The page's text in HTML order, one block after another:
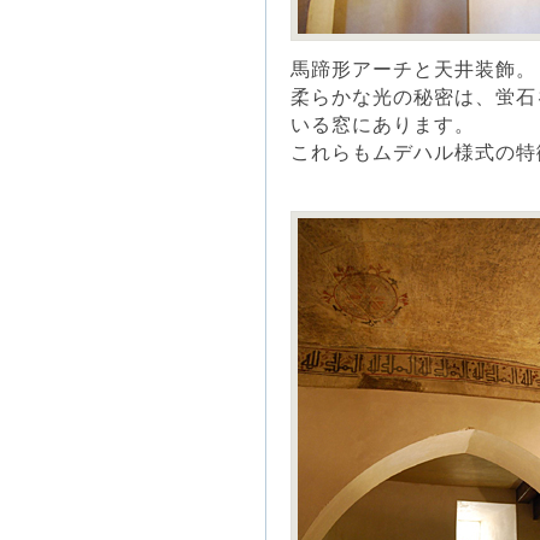
馬蹄形アーチと天井装飾。
柔らかな光の秘密は、蛍
いる窓にあります。
これらもムデハル様式の